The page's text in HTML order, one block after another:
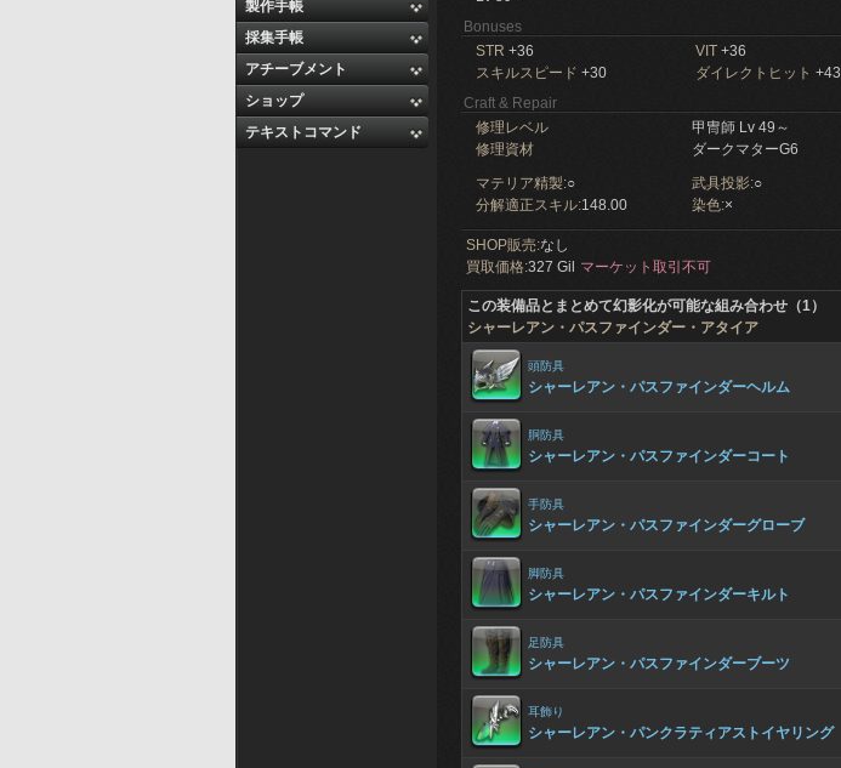
製作手帳
採集手帳
アチーブメント
ショップ
テキストコマンド
Bonuses
STR +36 VIT +36
スキルスピード +30 ダイレクトヒット +43
Craft & Repair
修理レベル
甲冑師 Lv 49～
修理資材
ダークマターG6
マテリア精製:○ 武具投影:○
分解適正スキル:148.00 染色:×
SHOP販売:なし
買取価格:327 Gil マーケット取引不可
この装備品とまとめて幻影化が可能な組み合わせ（1）
シャーレアン・パスファインダー・アタイア
頭防具
シャーレアン・パスファインダーヘルム
胴防具
シャーレアン・パスファインダーコート
手防具
シャーレアン・パスファインダーグローブ
脚防具
シャーレアン・パスファインダーキルト
足防具
シャーレアン・パスファインダーブーツ
耳飾り
シャーレアン・パンクラティアストイヤリング